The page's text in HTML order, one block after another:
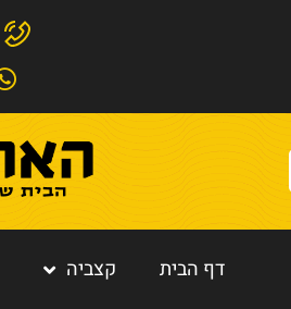
דף הבית קצביה